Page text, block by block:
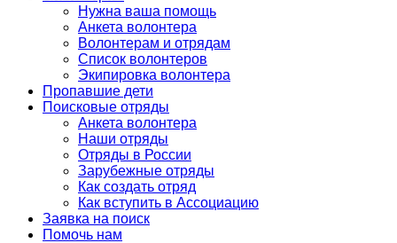
Нужна ваша помощь
Анкета волонтера
Волонтерам и отрядам
Список волонтеров
Экипировка волонтера
Пропавшие дети
Поисковые отряды
Анкета волонтера
Наши отряды
Отряды в России
Зарубежные отряды
Как создать отряд
Как вступить в Ассоциацию
Заявка на поиск
Помочь нам